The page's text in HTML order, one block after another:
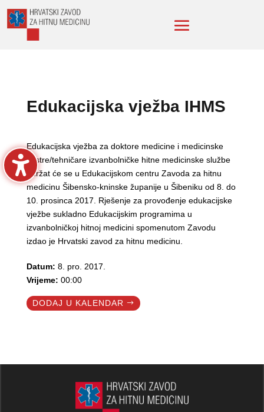
Edukacijska vježba IHMS
Edukacijska vježba za doktore medicine i medicinske
sestre/tehničare izvanbolničke hitne medicinske službe
održat će se u Edukacijskom centru Zavoda za hitnu
medicinu Šibensko-kninske županije u Šibeniku od 8. do
10. prosinca 2017. Rješenje za provođenje edukacijske
vježbe sukladno Edukacijskim programima u
izvanbolničkoj hitnoj medicini spomenutom Zavodu
izdao je Hrvatski zavod za hitnu medicinu.
Datum: 8. pro. 2017.
Vrijeme: 00:00
DODAJ U KALENDAR